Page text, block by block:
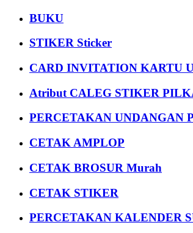
BUKU
STIKER Sticker
CARD INVITATION KARTU
Atribut CALEG STIKER
PERCETAKAN UNDANGAN
CETAK AMPLOP
CETAK BROSUR Murah
CETAK STIKER
PERCETAKAN KALENDER